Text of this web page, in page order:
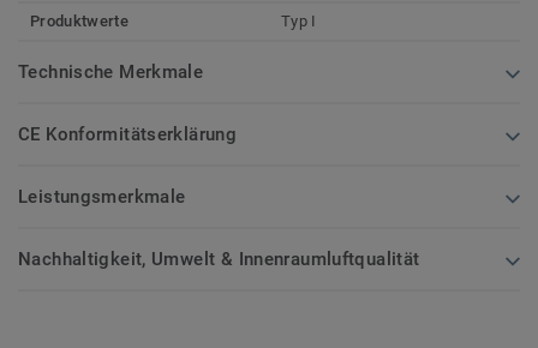
Produktwerte Typ I
Technische Merkmale
CE Konformitätserklärung
Leistungsmerkmale
Nachhaltigkeit, Umwelt & Innenraumluftqualität